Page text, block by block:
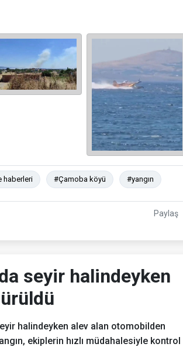
haberleri #Çamoba köyü #yangın
Paylaş
seyir halindeyken
halindeyken alev alan otomobilden
ekiplerin hızlı müdahalesiyle kontrol